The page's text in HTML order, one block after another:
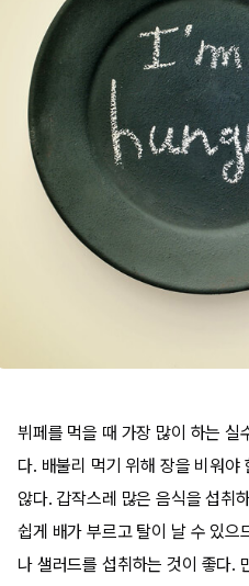
뷔페를 먹을 때 가장 많이 하는 실
다. 배불리 먹기 위해 장을 비워야
않다. 갑작스레 많은 음식을 섭취
쉽게 배가 부르고 탈이 날 수 있으
나 샐러드를 섭취하는 것이 좋다.